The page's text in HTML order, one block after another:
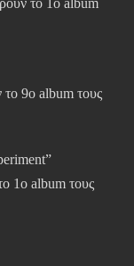
το 1ο album
9ο album τους
1ο album τους